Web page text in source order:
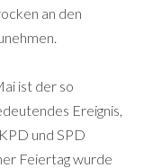
an den
ist der so
Ereignis,
und SPD
Feiertag wurde